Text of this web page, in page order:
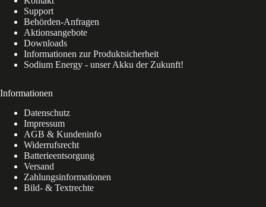
Support
Behörden-Anfragen
Aktionsangebote
Downloads
Informationen zur Produktsicherheit
Sodium Energy - unser Akku der Zukunft!
Informationen
Datenschutz
Impressum
AGB & Kundeninfo
Widerrufsrecht
Batterieentsorgung
Versand
Zahlungsinformationen
Bild- & Textrechte